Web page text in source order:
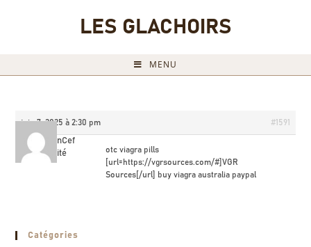
LES GLACHOIRS
MENU
juin 7, 2025 à 2:30 pm #1591
BrandonCef
Invité
otc viagra pills
[url=https://vgrsources.com/#]VGR
Sources[/url] buy viagra australia paypal
Catégories